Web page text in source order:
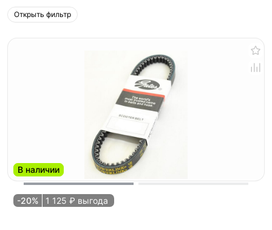
Открыть фильтр
В наличии
-20% 1 125 ₽ выгода